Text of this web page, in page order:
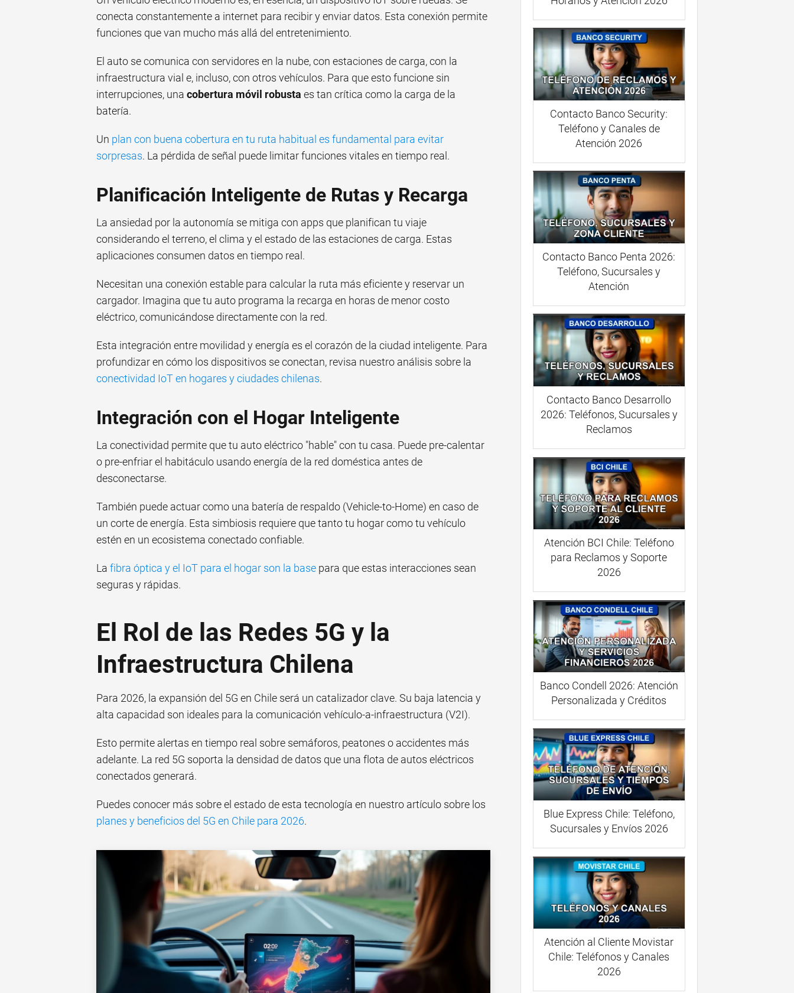
conecta constantemente a internet para recibir y enviar datos. Esta conexión permite
funciones que van mucho más allá del entretenimiento.
El auto se comunica con servidores en la nube, con estaciones de carga, con la
infraestructura vial e, incluso, con otros vehículos. Para que esto funcione sin
interrupciones, una cobertura móvil robusta es tan crítica como la carga de la
batería.
Un plan con buena cobertura en tu ruta habitual es fundamental para evitar
sorpresas. La pérdida de señal puede limitar funciones vitales en tiempo real.
Planificación Inteligente de Rutas y Recarga
La ansiedad por la autonomía se mitiga con apps que planifican tu viaje
considerando el terreno, el clima y el estado de las estaciones de carga. Estas
aplicaciones consumen datos en tiempo real.
Necesitan una conexión estable para calcular la ruta más eficiente y reservar un
cargador. Imagina que tu auto programa la recarga en horas de menor costo
eléctrico, comunicándose directamente con la red.
Esta integración entre movilidad y energía es el corazón de la ciudad inteligente. Para
profundizar en cómo los dispositivos se conectan, revisa nuestro análisis sobre la
conectividad IoT en hogares y ciudades chilenas.
Integración con el Hogar Inteligente
La conectividad permite que tu auto eléctrico "hable" con tu casa. Puede pre-calentar
o pre-enfriar el habitáculo usando energía de la red doméstica antes de
desconectarse.
También puede actuar como una batería de respaldo (Vehicle-to-Home) en caso de
un corte de energía. Esta simbiosis requiere que tanto tu hogar como tu vehículo
estén en un ecosistema conectado confiable.
La fibra óptica y el IoT para el hogar son la base para que estas interacciones sean
seguras y rápidas.
El Rol de las Redes 5G y la
Infraestructura Chilena
Para 2026, la expansión del 5G en Chile será un catalizador clave. Su baja latencia y
alta capacidad son ideales para la comunicación vehículo-a-infraestructura (V2I).
Esto permite alertas en tiempo real sobre semáforos, peatones o accidentes más
adelante. La red 5G soporta la densidad de datos que una flota de autos eléctricos
conectados generará.
Puedes conocer más sobre el estado de esta tecnología en nuestro artículo sobre los
planes y beneficios del 5G en Chile para 2026.
Contacto Banco Security:
Teléfono y Canales de
Atención 2026
Contacto Banco Penta 2026:
Teléfono, Sucursales y
Atención
Contacto Banco Desarrollo
2026: Teléfonos, Sucursales y
Reclamos
Atención BCI Chile: Teléfono
para Reclamos y Soporte
2026
Banco Condell 2026: Atención
Personalizada y Créditos
Blue Express Chile: Teléfono,
Sucursales y Envíos 2026
Atención al Cliente Movistar
Chile: Teléfonos y Canales
2026